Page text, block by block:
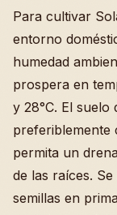
Para cultivar
entorno
humedad
prospera en
y 28°C. El
preferiblemente
permita un
de las raíces.
semillas en